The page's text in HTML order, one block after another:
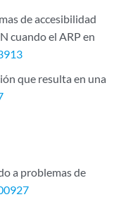
de accesibilidad
cuando el ARP en
que resulta en una
a problemas de